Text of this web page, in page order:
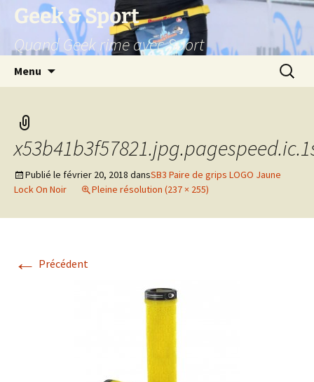
Aller
contenu
Geek & Sport
Quand Geek rime avec Sport
Menu
Publié le février 20, 2018 dansSB3 Paire de grips LOGO Jaune
Lock On Noir
Pleine résolution (237 × 255)
← Précédent